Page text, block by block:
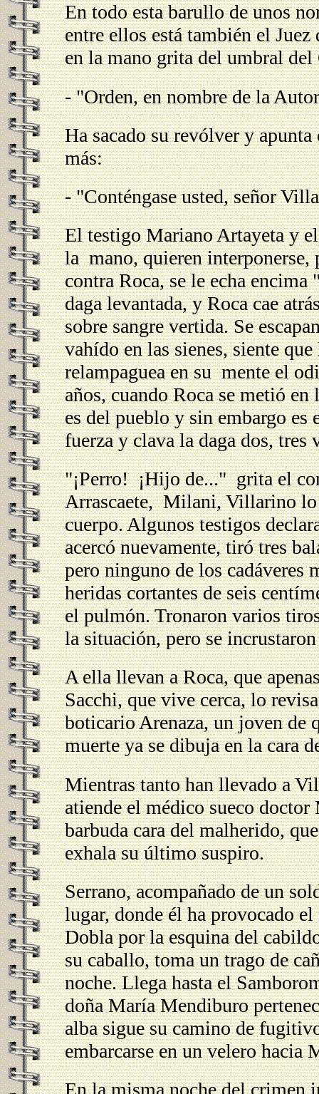
En todo esta barullo de unos
entre ellos está también el
en la mano grita del umbral del
- "Orden, en nombre de la
Ha sacado su revólver y
más:
- "Conténgase usted, señor
El testigo Mariano Artayeta y
la mano, quieren interponerse,
contra Roca, se le echa
daga levantada, y Roca cae
sobre sangre vertida. Se
vahído en las sienes, siente
relampaguea en su mente el
años, cuando Roca se metió
es del pueblo y sin embargo es
fuerza y clava la daga dos, tres
"¡Perro! ¡Hijo de..." grita el
Arrascaete, Milani, Villarino lo
cuerpo. Algunos testigos
acercó nuevamente, tiró tres
pero ninguno de los cadáveres
heridas cortantes de seis
el pulmón. Tronaron varios
la situación, pero se
A ella llevan a Roca, que
Sacchi, que vive cerca, lo
boticario Arenaza, un joven de
muerte ya se dibuja en la cara
Mientras tanto han llevado a
atiende el médico sueco
barbuda cara del malherido,
exhala su último suspiro.
Serrano, acompañado de un
lugar, donde él ha provocado
Dobla por la esquina del
su caballo, toma un trago de
noche. Llega hasta el
doña María Mendiburo
alba sigue su camino de
embarcarse en un velero hacia
En la misma noche del crimen